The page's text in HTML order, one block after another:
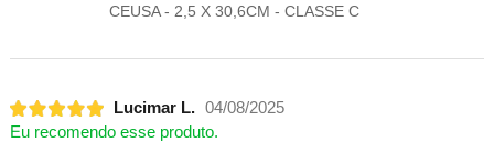
CEUSA - 2,5 X 30,6CM - CLASSE C
Lucimar L. 04/08/2025
Eu recomendo esse produto.